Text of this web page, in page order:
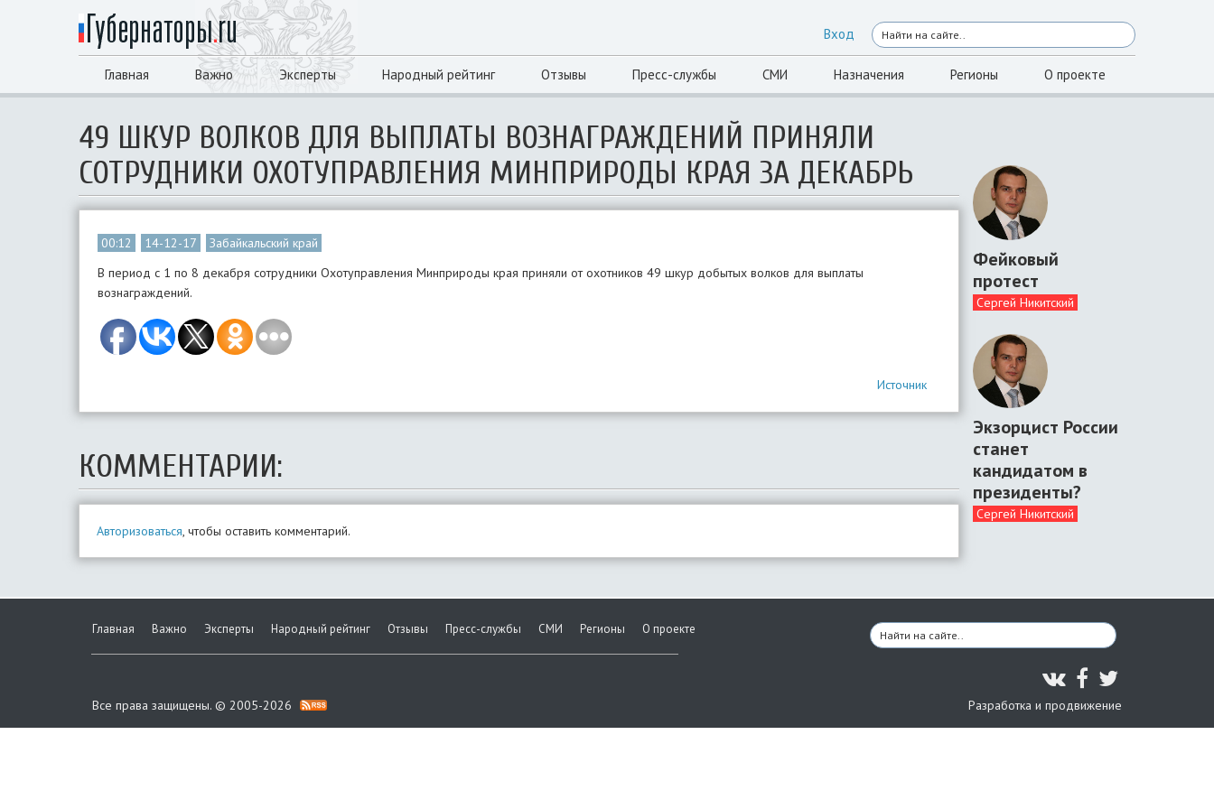
Вход
Главная Важно Эксперты Народный рейтинг Отзывы Пресс-службы СМИ Назначения Регионы О проекте
49 ШКУР ВОЛКОВ ДЛЯ ВЫПЛАТЫ ВОЗНАГРАЖДЕНИЙ ПРИНЯЛИ
СОТРУДНИКИ ОХОТУПРАВЛЕНИЯ МИНПРИРОДЫ КРАЯ ЗА ДЕКАБРЬ
00:12 14-12-17
Забайкальский край
В период с 1 по 8 декабря сотрудники Охотуправления Минприроды края приняли от охотников 49 шкур добытых волков для выплаты
вознаграждений.
Источник
КОММЕНТАРИИ:
Авторизоваться, чтобы оставить комментарий.
Фейковый
протест
Сергей Никитский
Экзорцист России
станет
кандидатом в
президенты?
Сергей Никитский
Главная Важно Эксперты Народный рейтинг Отзывы Пресс-службы СМИ Регионы О проекте
Все права защищены. © 2005-2026 Разработка и продвижение